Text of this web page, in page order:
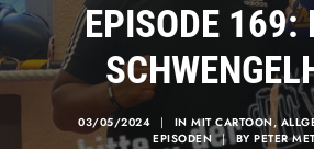
EPISODE 169:
03/05/2024 | IN MIT CARTOON,
EPISODEN | BY PETER